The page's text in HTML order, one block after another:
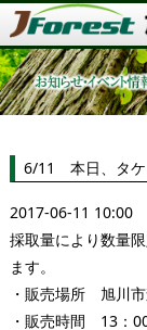
6/11 本日、タケ
2017-06-11 10:00
採取量により数量
ます。
・販売場所 旭川
・販売時間 13：